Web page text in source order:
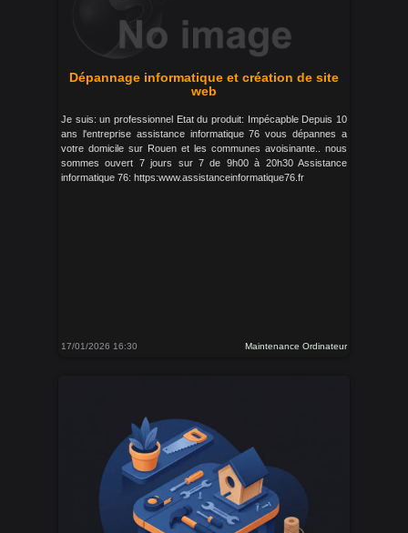
Dépannage informatique et création de site
web
Je suis: un professionnel Etat du produit: Impécapble Depuis 10
ans l'entreprise assistance informatique 76 vous dépannes a
votre domicile sur Rouen et les communes avoisinante.. nous
sommes ouvert 7 jours sur 7 de 9h00 à 20h30 Assistance
informatique 76: https:www.assistanceinformatique76.fr
17/01/2026 16:30 Maintenance Ordinateur